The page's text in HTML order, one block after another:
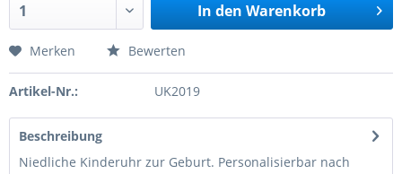
In den Warenkorb
Merken Bewerten
Artikel-Nr.: UK2019
Beschreibung
Niedliche Kinderuhr zur Geburt. Personalisierbar nach